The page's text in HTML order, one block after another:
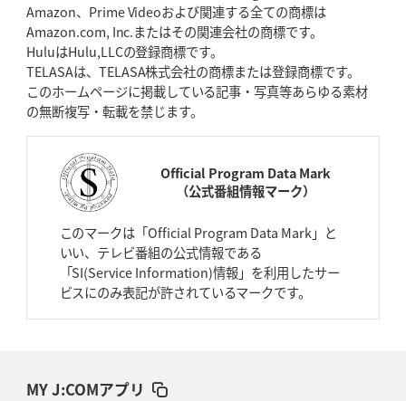
Amazon、Prime Videoおよび関連する全ての商標は
Amazon.com, Inc.またはその関連会社の商標です。
HuluはHulu,LLCの登録商標です。
TELASAは、TELASA株式会社の商標または登録商標です。
このホームページに掲載している記事・写真等あらゆる素材
の無断複写・転載を禁じます。
Official Program Data Mark
（公式番組情報マーク）
このマークは「Official Program Data Mark」と
いい、テレビ番組の公式情報である
「SI(Service Information)情報」を利用したサー
ビスにのみ表記が許されているマークです。
MY J:COMアプリ